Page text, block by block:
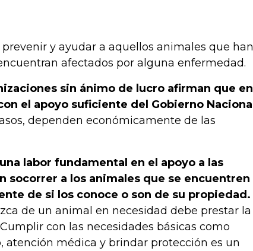
y ayudar a aquellos animales que han
afectados por alguna enfermedad.
sin ánimo de lucro afirman que en
el apoyo suficiente del Gobierno Nacional
dependen económicamente de las
labor fundamental en el apoyo a las
socorrer a los animales que se encuentren
de si los conoce o son de su propiedad.
de un animal en necesidad debe prestar la
con las necesidades básicas como
atención médica y brindar protección es un